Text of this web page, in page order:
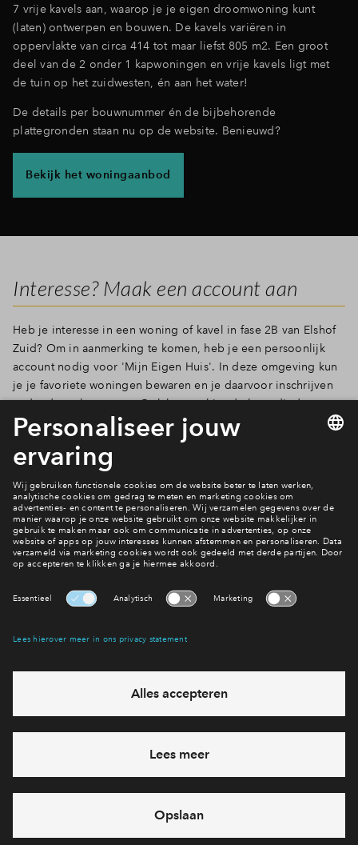
7 vrije kavels aan, waarop je je eigen droomwoning kunt
(laten) ontwerpen en bouwen. De kavels variëren in
oppervlakte van circa 414 tot maar liefst 805 m2. Een groot
deel van de 2 onder 1 kapwoningen en vrije kavels ligt met
de tuin op het zuidwesten, én aan het water!
De details per bouwnummer én de bijbehorende
plattegronden staan nu op de website. Benieuwd?
Bekijk het woningaanbod
Interesse? Maak een account aan
Heb je interesse in een woning of kavel in fase 2B van Elshof
Zuid? Om in aanmerking te komen, heb je een persoonlijk
account nodig voor 'Mijn Eigen Huis'. In deze omgeving kun
je je favoriete woningen bewaren en je daarvoor inschrijven
zodra de verkoop start. Ook komen hier de benodigde
verkoopstukken en -documenten beschikbaar.
Maak dus nu
een account aanen markeer de woning of kavel van jouw
voorkeur als favoriet!
De woningplattegronden staan online
Bekijk alle bouwnummers
Interesse? Meld je dan snel aan
Hiermee blijf je op de hoogte van het belangrijkste nieuws en
Ja, ik wil mij aanmelden
Heb je een vraag en wil je direct antwoord? Bel ons op
712 21 05
feestdagen)